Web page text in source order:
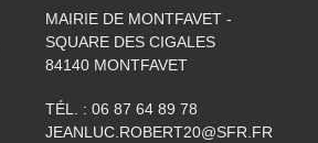
MAIRIE DE MONTFAVET -
SQUARE DES CIGALES
84140 MONTFAVET
TÉL. : 06 87 64 89 78
JEANLUC.ROBERT20@SFR.FR